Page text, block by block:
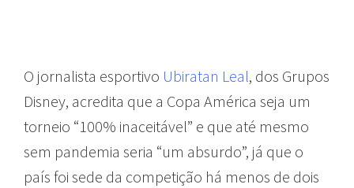
O jornalista esportivo Ubiratan Leal, dos Grupos
Disney, acredita que a Copa América seja um
torneio “100% inaceitável” e que até mesmo
sem pandemia seria “um absurdo”, já que o
país foi sede da competição há menos de dois